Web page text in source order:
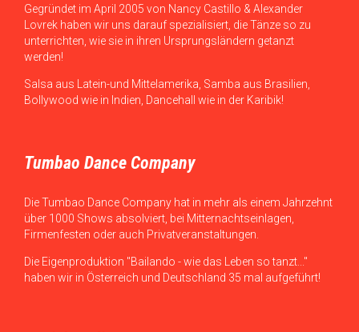
Gegründet im April 2005 von Nancy Castillo & Alexander
Lovrek haben wir uns darauf spezialisiert, die Tänze so zu
unterrichten, wie sie in ihren Ursprungsländern getanzt
werden!
Salsa aus Latein-und Mittelamerika, Samba aus Brasilien,
Bollywood wie in Indien, Dancehall wie in der Karibik!
Tumbao Dance Company
Die Tumbao Dance Company hat in mehr als einem Jahrzehnt
über 1000 Shows absolviert, bei Mitternachtseinlagen,
Firmenfesten oder auch Privatveranstaltungen.
Die Eigenproduktion "Bailando - wie das Leben so tanzt..."
haben wir in Österreich und Deutschland 35 mal aufgeführt!